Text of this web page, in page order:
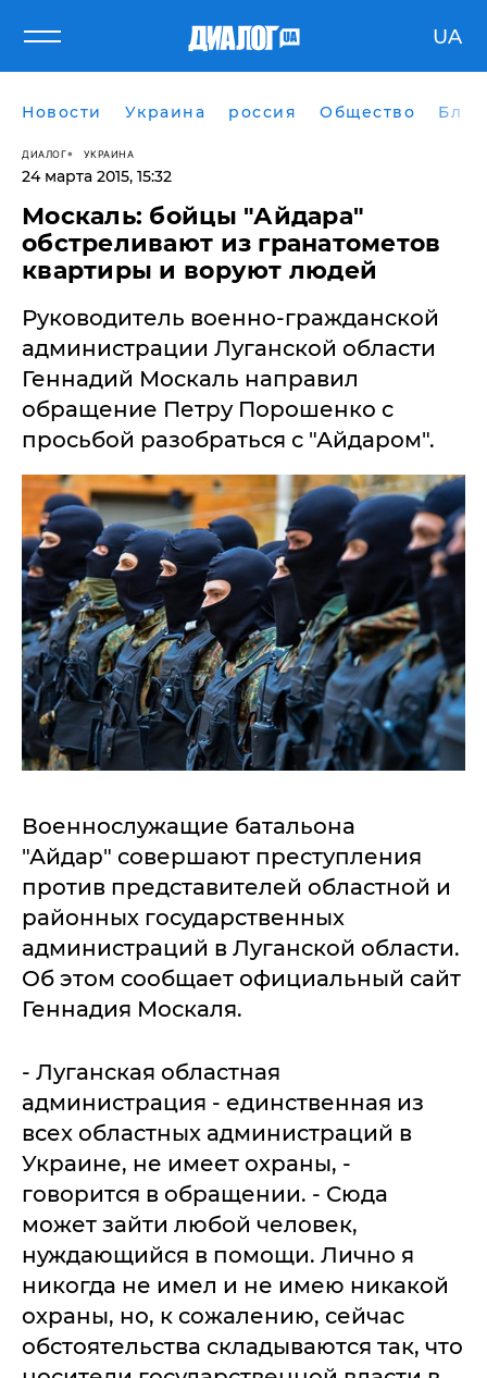
UA
Новости Украина россия Общество
ДИАЛОГ УКРАИНА
24 марта 2015, 15:32
Москаль: бойцы "Айдара"
обстреливают из гранатометов
квартиры и воруют людей
Руководитель военно-гражданской
администрации Луганской области
Геннадий Москаль направил
обращение Петру Порошенко c
просьбой разобраться с "Айдаром".
Военнослужащие батальона
"Айдар" совершают преступления
против представителей областной и
районных государственных
администраций в Луганской области.
Об этом сообщает официальный сайт
Геннадия Москаля.
- Луганская областная
администрация - единственная из
всех областных администраций в
Украине, не имеет охраны, -
говорится в обращении. - Сюда
может зайти любой человек,
нуждающийся в помощи. Лично я
никогда не имел и не имею никакой
охраны, но, к сожалению, сейчас
обстоятельства складываются так, что